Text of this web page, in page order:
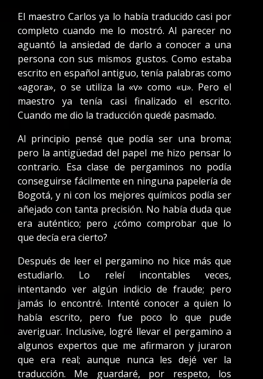
El maestro Carlos ya lo había traducido casi por
completo cuando me lo mostró. Al parecer no
aguantó la ansiedad de darlo a conocer a una
persona con sus mismos gustos. Como estaba
escrito en español antiguo, tenía palabras como
«agora», o se utiliza la «v» como «u». Pero el
maestro ya tenía casi finalizado el escrito.
Cuando me dio la traducción quedé pasmado.
Al principio pensé que podía ser una broma;
pero la antigüedad del papel me hizo pensar lo
contrario. Esa clase de pergaminos no podía
conseguirse fácilmente en ninguna papelería de
Bogotá, y ni con los mejores químicos podía ser
añejado con tanta precisión. No había duda que
era auténtico; pero ¿cómo comprobar que lo
que decía era cierto?
Después de leer el pergamino no hice más que
estudiarlo. Lo releí incontables veces,
intentando ver algún indicio de fraude; pero
jamás lo encontré. Intenté conocer a quien lo
había escrito, pero fue poco lo que pude
averiguar. Inclusive, logré llevar el pergamino a
algunos expertos que me afirmaron y juraron
que era real; aunque nunca les dejé ver la
traducción. Me guardaré, por respeto, los